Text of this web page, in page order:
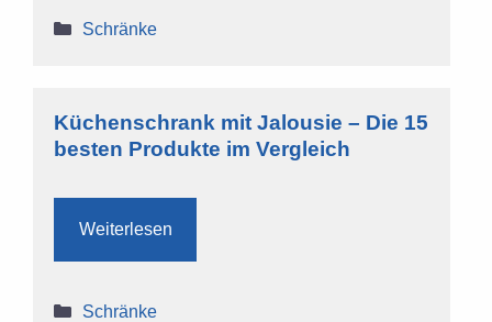
Kategorien
Schränke
Küchenschrank mit Jalousie – Die 15
besten Produkte im Vergleich
Weiterlesen
Kategorien
Schränke